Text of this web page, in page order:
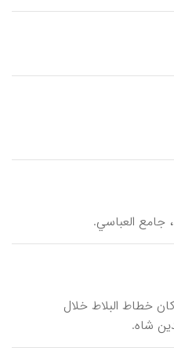
جامع العباسي.
خطاط بارز بقلم النسخ.كان خطاط البلاط خلال
شاه.